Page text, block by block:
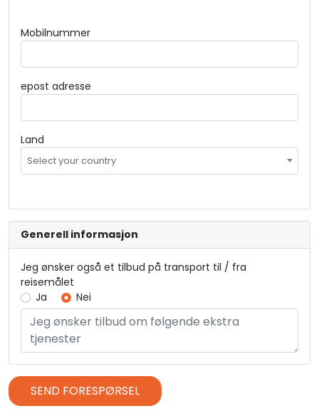
Mobilnummer
epost adresse
Land
Select your country
Generell informasjon
Jeg ønsker også et tilbud på transport til / fra
reisemålet
Ja
Nei
SEND FORESPØRSEL